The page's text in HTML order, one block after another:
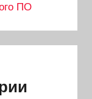
ПО